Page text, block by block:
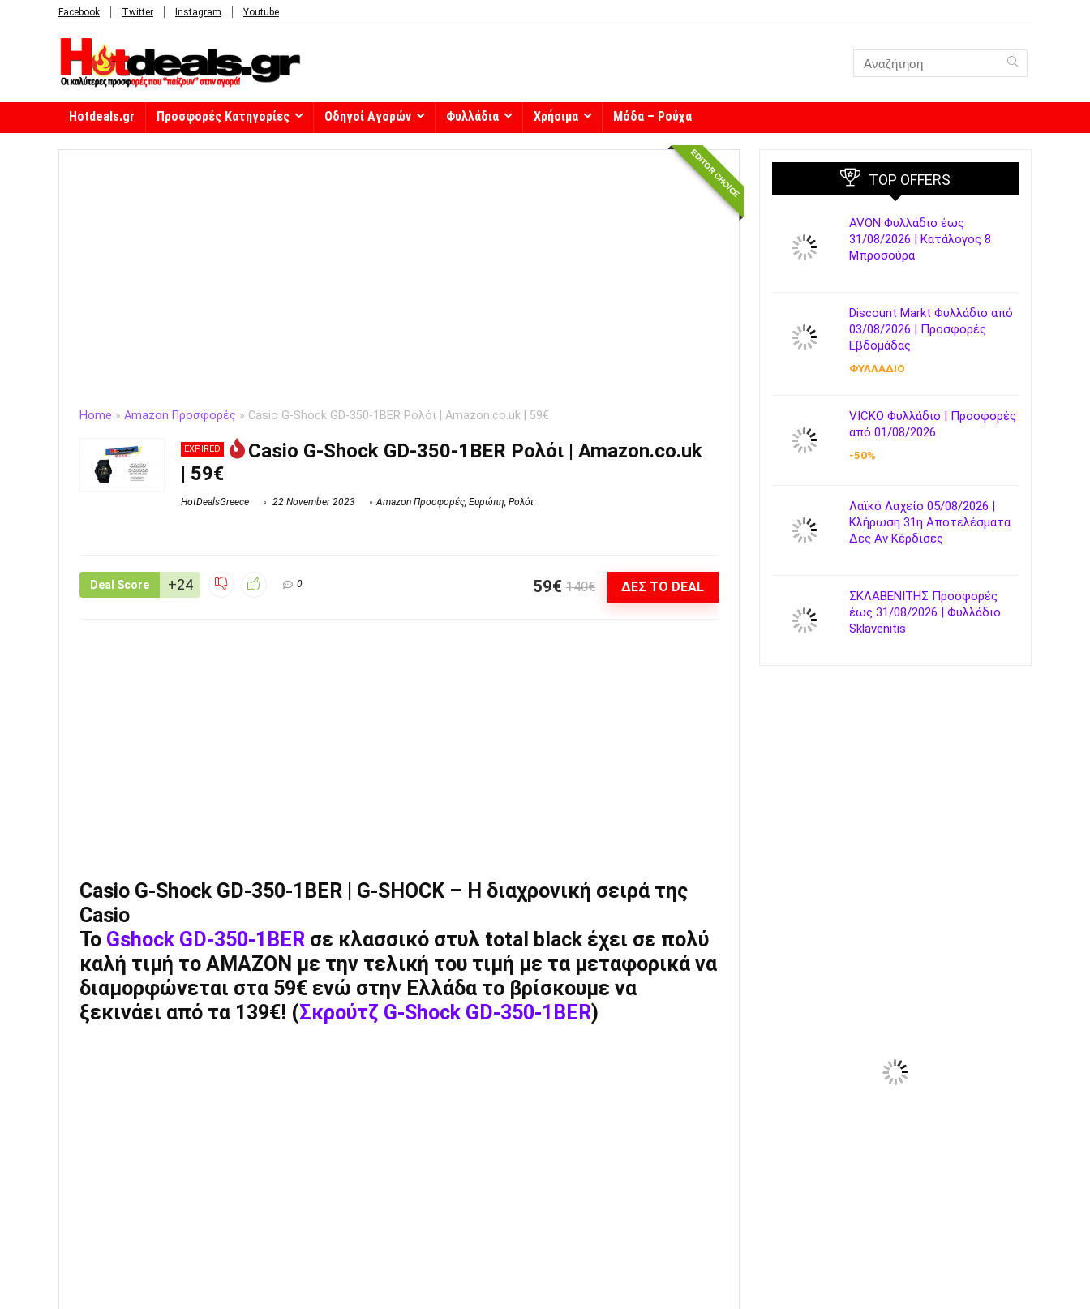
Facebook Twitter Instagram Youtube
Hotdeals.gr Προσφορές Κατηγορίες Οδηγοί Αγορών Φυλλάδια Χρήσιμα Μόδα – Ρούχα
Home » Amazon Προσφορές » Casio G-Shock GD-350-1BER Ρολόι | Amazon.co.uk | 59€
EDITOR CHOICE
EXPIRED
Casio G-Shock GD-350-1BER Ρολόι | Amazon.co.uk
| 59€
HotDealsGreece 22 November 2023 Amazon Προσφορές, Ευρώπη, Ρολόι
Deal Score +24 0 59€ 140€ ΔΕΣ ΤΟ DEAL
Casio G-Shock GD-350-1BER | G-SHOCK – Η διαχρονική σειρά της
Casio
Το Gshock GD-350-1BER σε κλασσικό στυλ total black έχει σε πολύ
καλή τιμή το AMAZON με την τελική του τιμή με τα μεταφορικά να
διαμορφώνεται στα 59€ ενώ στην Ελλάδα το βρίσκουμε να
ξεκινάει από τα 139€! (Σκρούτζ G-Shock GD-350-1BER)
TOP OFFERS
AVON Φυλλάδιο έως
31/08/2026 | Κατάλογος 8
Μπροσούρα
Discount Markt Φυλλάδιο από
03/08/2026 | Προσφορές
Εβδομάδας
ΦΥΛΛΑΔΙΟ
VICKO Φυλλάδιο | Προσφορές
από 01/08/2026
-50%
Λαϊκό Λαχείο 05/08/2026 |
Κλήρωση 31η Αποτελέσματα
Δες Αν Κέρδισες
ΣΚΛΑΒΕΝΙΤΗΣ Προσφορές
έως 31/08/2026 | Φυλλάδιο
Sklavenitis